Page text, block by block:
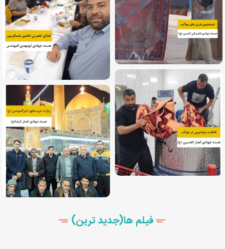
فیلم ها(جدید ترین)